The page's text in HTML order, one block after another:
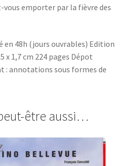
vous emporter par la fièvre des
en 48h (jours ouvrables) Edition
x 1,7 cm 224 pages Dépot
: annotations sous formes de
être aussi…